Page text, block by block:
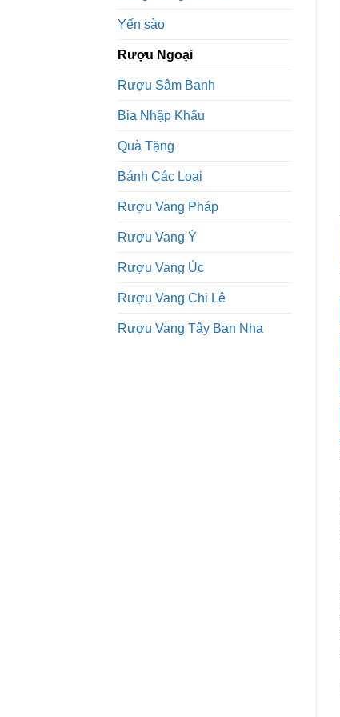
Yến sào
Rượu Ngoại
Rượu Sâm Banh
Bia Nhập Khẩu
Quà Tặng
Bánh Các Loại
Rượu Vang Pháp
Rượu Vang Ý
Rượu Vang Úc
Rượu Vang Chi Lê
Rượu Vang Tây Ban Nha